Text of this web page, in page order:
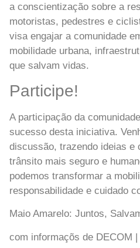
a conscientização sobre a
motoristas, pedestres e
visa engajar a comunidade
mobilidade urbana,
que salvam vidas.
Participe!
A participação da
sucesso desta iniciativa.
discussão, trazendo ideias e
trânsito mais seguro e
podemos transformar a
responsabilidade e cuidado
Maio Amarelo: Juntos,
com informaçõs de DECOM